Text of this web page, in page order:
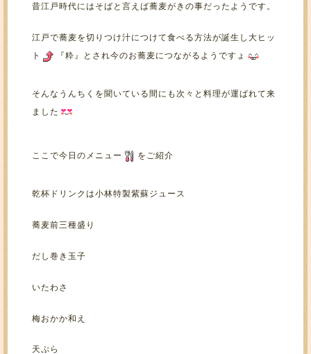
昔江戸時代にはそばと言えば蕎麦がきの事だったようです。
江戸で蕎麦を切りつけ汁につけて食べる方法が誕生し大ヒッ
ト
『粋』とされ今のお蕎麦につながるようですょ
そんなうんちくを聞いている間にも次々と料理が運ばれて来
ました
ここで今日のメニュー をご紹介
乾杯ドリンクは小林特製紫蘇ジュース
蕎麦前三種盛り
だし巻き玉子
いたわさ
梅おかか和え
天ぷら